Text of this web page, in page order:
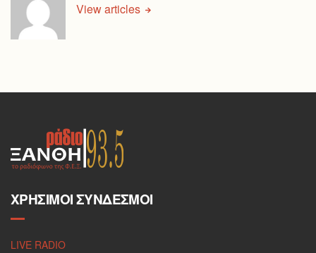
View articles
ΧΡΉΣΙΜΟΙ ΣΎΝΔΕΣΜΟΙ
LIVE RADIO